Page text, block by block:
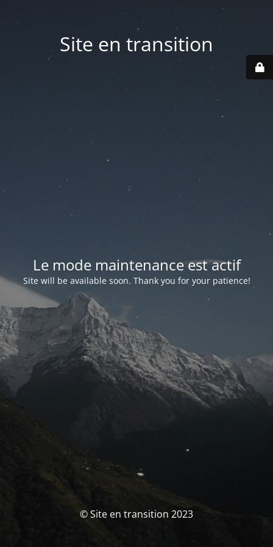
Site en transition
Le mode maintenance est actif
Site will be available soon. Thank you for your patience!
© Site en transition 2023